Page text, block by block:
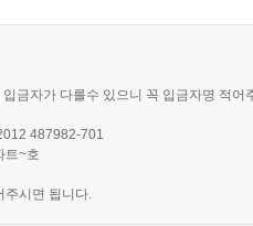
자가 다를수 있으니 꼭 입금자명 적어
487982-701
~호
시면 됩니다.